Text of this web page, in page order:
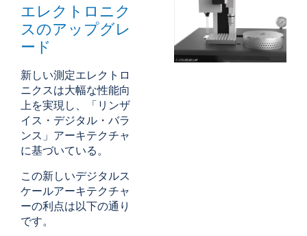
エレクトロニク
スのアップグレ
ード
新しい測定エレクトロ
ニクスは大幅な性能向
上を実現し、「リンザ
イス・デジタル・バラ
ンス」アーキテクチャ
に基づいている。
この新しいデジタルス
ケールアーキテクチャ
ーの利点は以下の通り
です。